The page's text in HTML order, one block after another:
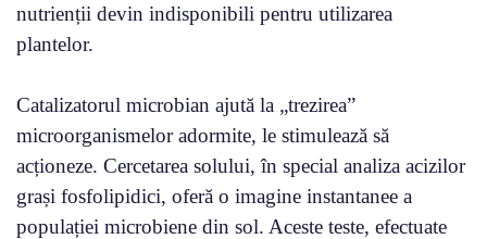
nutrienții devin indisponibili pentru utilizarea
plantelor.
Catalizatorul microbian ajută la „trezirea”
microorganismelor adormite, le stimulează să
acționeze. Cercetarea solului, în special analiza acizilor
grași fosfolipidici, oferă o imagine instantanee a
populației microbiene din sol. Aceste teste, efectuate